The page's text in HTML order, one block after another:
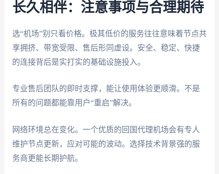
长久相伴：注意事项与合理期待
选“机场”别只看价格。极其低价的服务往往意味着节点共
享拥挤、带宽受限、售后形同虚设。安全、稳定、快捷
的连接背后是实打实的基础设施投入。
专业售后团队的即时支撑，能让使用体验更顺滑。不是
所有的问题都能靠用户“重启”解决。
网络环境总在变化。一个优质的回国代理机场会有专人
维护节点更新，应对可能的波动。选择技术背景强的服
务商更能长期护航。